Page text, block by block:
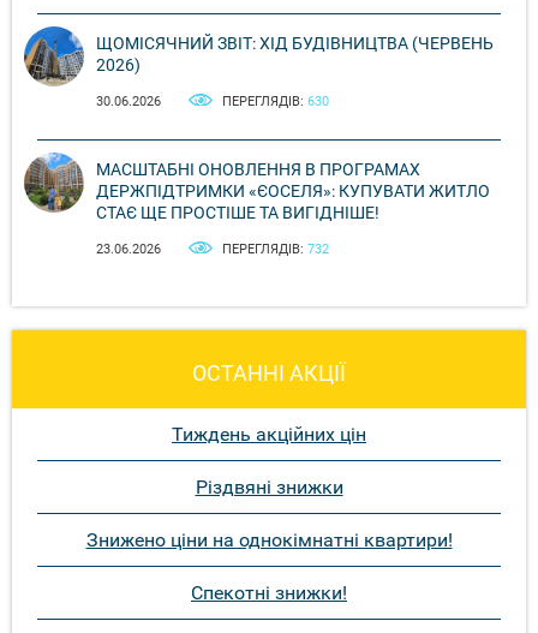
ЩОМІСЯЧНИЙ ЗВІТ: ХІД БУДІВНИЦТВА (ЧЕРВЕНЬ
2026)
30.06.2026 ПЕРЕГЛЯДІВ: 630
МАСШТАБНІ ОНОВЛЕННЯ В ПРОГРАМАХ
ДЕРЖПІДТРИМКИ «ЄОСЕЛЯ»: КУПУВАТИ ЖИТЛО
СТАЄ ЩЕ ПРОСТІШЕ ТА ВИГІДНІШЕ!
23.06.2026 ПЕРЕГЛЯДІВ: 732
ОСТАННІ АКЦІЇ
Тиждень акційних цін
Різдвяні знижки
Знижено ціни на однокімнатні квартири!
Спекотні знижки!